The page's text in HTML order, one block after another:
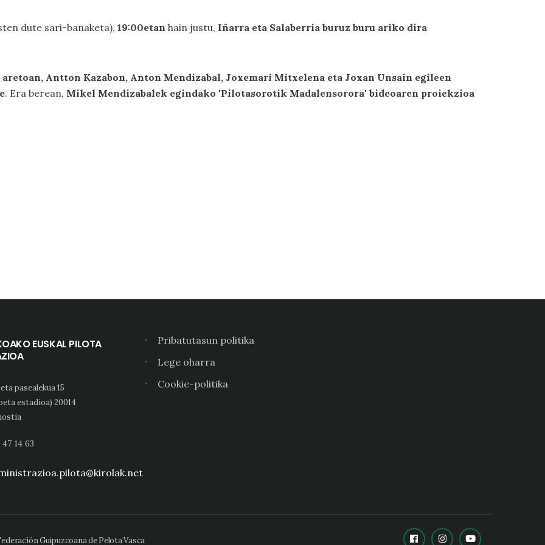
dute sari-banaketa), 19:00etan hain justu, Iñarra eta Salaberria buruz buru ariko dira
Antton Kazabon, Anton Mendizabal, Joxemari Mitxelena eta Joxan Unsain egileen
. Era berean, Mikel Mendizabalek egindako 'Pilotasorotik Madalensorora' bideoaren proiekzioa
EUSKAL PILOTA
pasealekua 15
estadioa) 20014
14 63
Pribatutasun politika
Lege oharra
Cookie-politika
Guipuzcoana de Pelota Vasca